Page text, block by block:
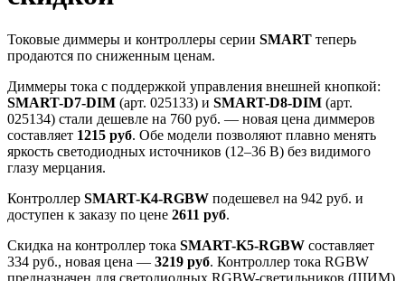
Токовые диммеры и контроллеры серии SMART теперь
продаются по сниженным ценам.
Диммеры тока с поддержкой управления внешней кнопкой:
SMART-D7-DIM (арт. 025133) и SMART-D8-DIM (арт.
025134) стали дешевле на 760 руб. — новая цена диммеров
составляет 1215 руб. Обе модели позволяют плавно менять
яркость светодиодных источников (12–36 В) без видимого
глазу мерцания.
Контроллер SMART-K4-RGBW подешевел на 942 руб. и
доступен к заказу по цене 2611 руб.
Скидка на контроллер тока SMART-K5-RGBW составляет
334 руб., новая цена — 3219 руб. Контроллер тока RGBW
предназначен для светодиодных RGBW-светильников (ШИМ)